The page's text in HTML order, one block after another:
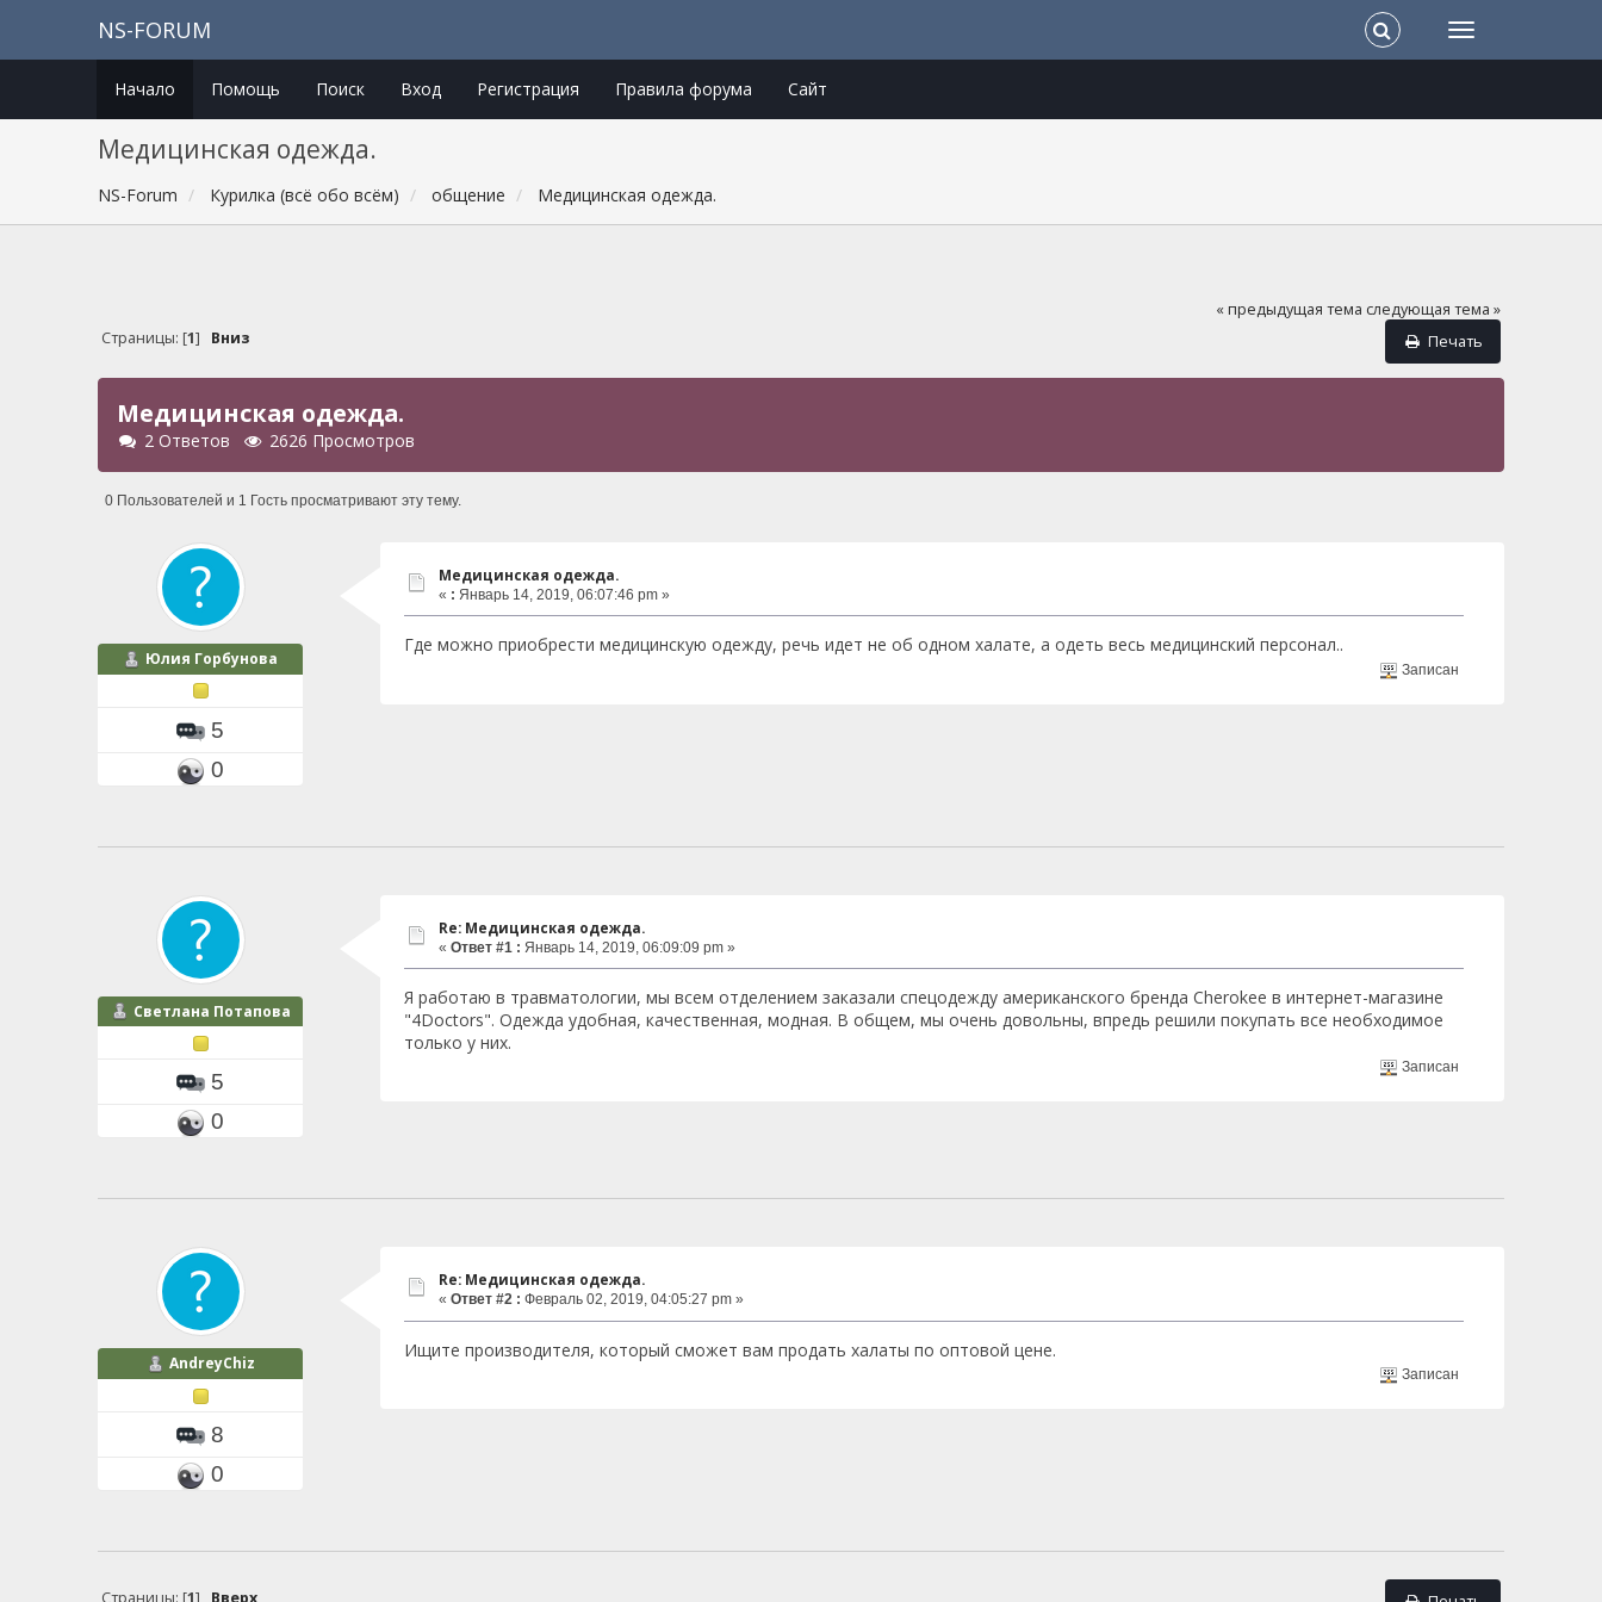
NS-FORUM
Начало Помощь Поиск Вход Регистрация Правила форума Сайт
Медицинская одежда.
NS-Forum Курилка (всё обо всём) общение Медицинская одежда.
« предыдущая тема следующая тема »
Печать
Страницы: [1] Вниз
Медицинская одежда.
2 Ответов 2626 Просмотров
0 Пользователей и 1 Гость просматривают эту тему.
Юлия Горбунова
5
0
Медицинская одежда.
« : Январь 14, 2019, 06:07:46 pm »
Где можно приобрести медицинскую одежду, речь идет не об одном халате, а одеть весь медицинский персонал..
Записан
Светлана Потапова
5
0
Re: Медицинская одежда.
« Ответ #1 : Январь 14, 2019, 06:09:09 pm »
Я работаю в травматологии, мы всем отделением заказали спецодежду американского бренда Cherokee в интернет-магазине
"4Doctors". Одежда удобная, качественная, модная. В общем, мы очень довольны, впредь решили покупать все необходимое
только у них.
Записан
AndreyChiz
8
0
Re: Медицинская одежда.
« Ответ #2 : Февраль 02, 2019, 04:05:27 pm »
Ищите производителя, который сможет вам продать халаты по оптовой цене.
Записан